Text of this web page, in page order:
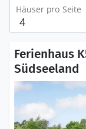
Häuser pro Seite
Ferienhaus
Südseeland